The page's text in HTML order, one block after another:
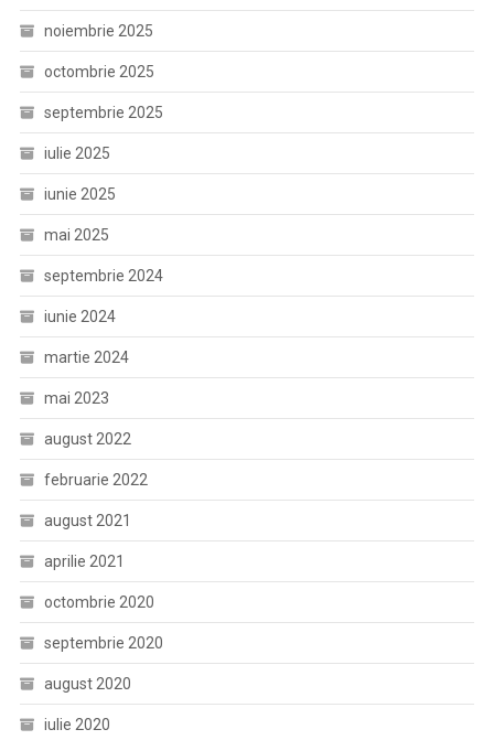
noiembrie 2025
octombrie 2025
septembrie 2025
iulie 2025
iunie 2025
mai 2025
septembrie 2024
iunie 2024
martie 2024
mai 2023
august 2022
februarie 2022
august 2021
aprilie 2021
octombrie 2020
septembrie 2020
august 2020
iulie 2020